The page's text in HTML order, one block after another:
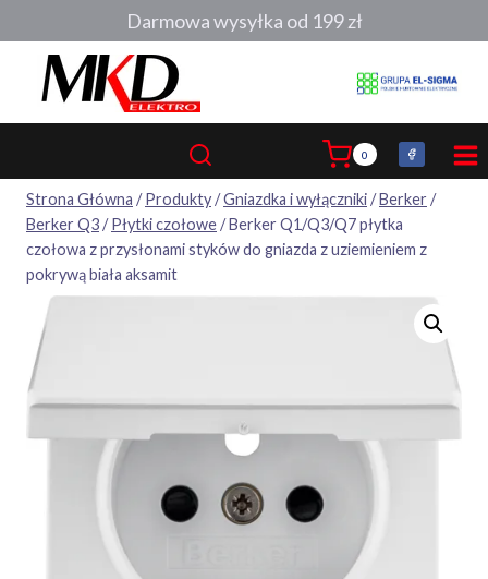
do
0
Strona Główna / Produkty/Gniazdka i wyłączniki/Berker /
Berker Q3/ Płytki czołowe/Berker Q1/Q3/Q7 płytka
czołowa z przysłonami styków do gniazda z uziemieniem z
pokrywą biała aksamit
Darmowa wysyłka od 199 zł